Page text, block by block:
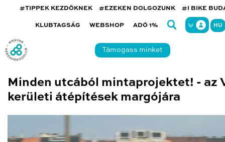
#TIPPEK KEZDŐKNEK #EZEKEN DOLGOZUNK #I BIKE
KLUBTAGSÁG WEBSHOP ADÓ 1% HU
Támogass minket
Minden utcából mintaprojektet! - az
kerületi átépítések margójára